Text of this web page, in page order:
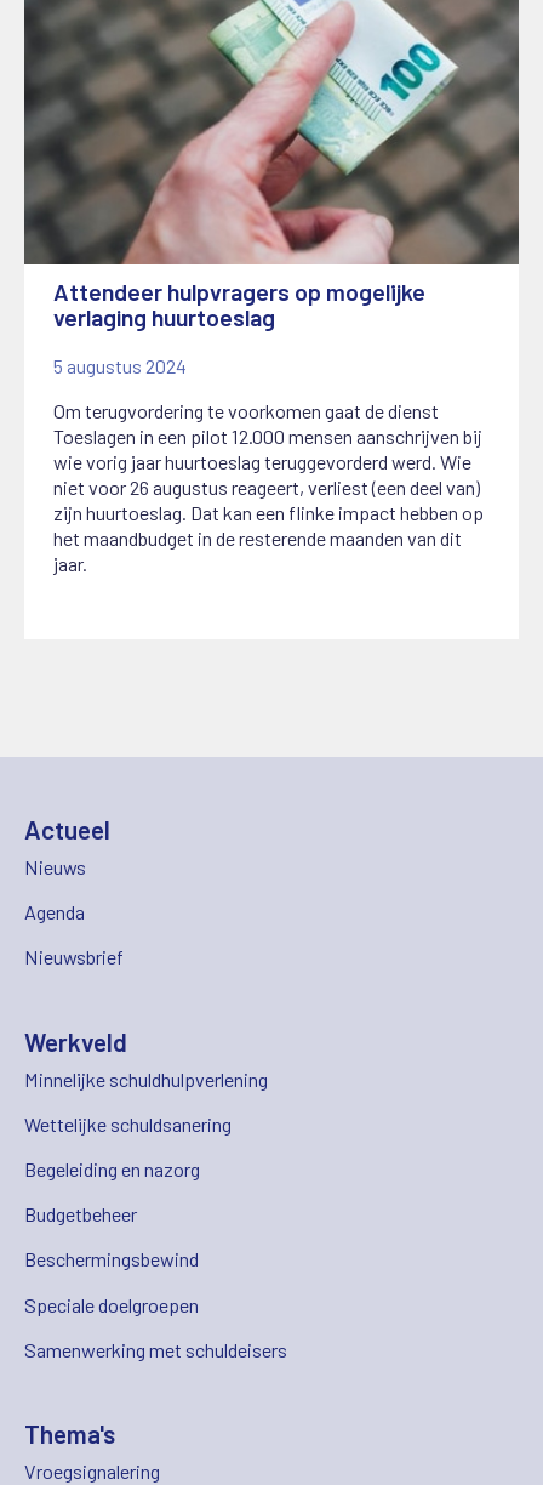
Attendeer hulpvragers op mogelijke
verlaging huurtoeslag
5 augustus 2024
Om terugvordering te voorkomen gaat de dienst
Toeslagen in een pilot 12.000 mensen aanschrijven bij
wie vorig jaar huurtoeslag teruggevorderd werd. Wie
niet voor 26 augustus reageert, verliest (een deel van)
zijn huurtoeslag. Dat kan een flinke impact hebben op
het maandbudget in de resterende maanden van dit
jaar.
Actueel
Nieuws
Agenda
Nieuwsbrief
Werkveld
Minnelijke schuldhulpverlening
Wettelijke schuldsanering
Begeleiding en nazorg
Budgetbeheer
Beschermingsbewind
Speciale doelgroepen
Samenwerking met schuldeisers
Thema's
Vroegsignalering